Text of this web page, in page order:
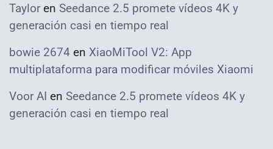
Taylor en Seedance 2.5 promete vídeos 4K y
generación casi en tiempo real
bowie 2674 en XiaoMiTool V2: App
multiplataforma para modificar móviles Xiaomi
Voor AI en Seedance 2.5 promete vídeos 4K y
generación casi en tiempo real